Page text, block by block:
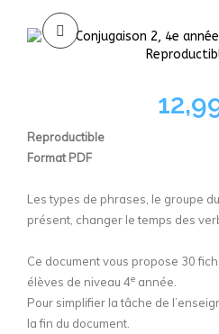
Reproductible
Format PDF
Les types de phrases, le groupe
présent, changer le temps des
Ce document vous propose 30
élèves de niveau 4e année.
Pour simplifier la tâche de
la fin du document.